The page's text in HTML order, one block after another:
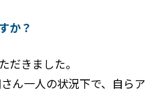
か？
だきました。
ん一人の状況下で、自らア